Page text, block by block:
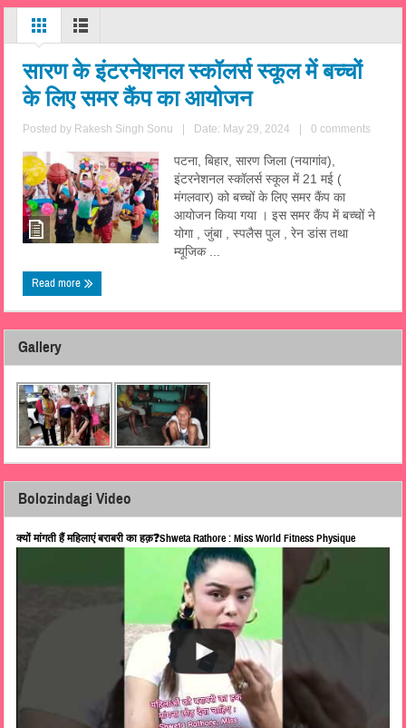
सारण के इंटरनेशनल स्कॉलर्स स्कूल में बच्चों
के लिए समर कैंप का आयोजन
Posted by Rakesh Singh Sonu Date: May 29, 2024 0 comments
पटना, बिहार, सारण जिला (नयागांव),
इंटरनेशनल स्कॉलर्स स्कूल में 21 मई (
मंगलवार) को बच्चों के लिए समर कैंप का
आयोजन किया गया । इस समर कैंप में बच्चों ने
योगा , जुंबा , स्पलैस पुल , रेन डांस तथा
म्यूजिक ...
Read more
Gallery
Bolozindagi Video
क्यों मांगती हैं महिलाएं बराबरी का हक़❓Shweta Rathore : Miss World Fitness Physique